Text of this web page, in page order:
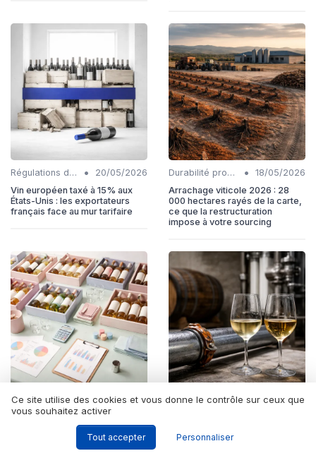
Régulations douanières •
20/05/2026
Vin européen taxé à 15% aux
États-Unis : les exportateurs
français face au mur tarifaire
Durabilité production •
18/05/2026
Arrachage viticole 2026 : 28
000 hectares rayés de la carte,
ce que la restructuration
impose à votre sourcing
Actualité • 13/05/2026
les chiffres clés pour ajuster sa
stratégie commerciale
Innovation • 12/05/2026
gamme sans cannibaliser ses
Ce site utilise des cookies et vous donne le contrôle sur ceux que
vous souhaitez activer
Tout accepter Personnaliser